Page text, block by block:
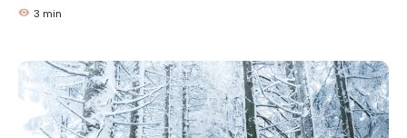
leven zijn slechts een paar van de manieren waarop je in slow
3 min